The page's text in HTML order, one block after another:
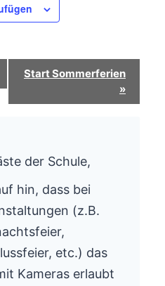
Start Sommerferien
»
der Schule,
hin, dass bei
(z.B.
etc.) das
Kameras erlaubt